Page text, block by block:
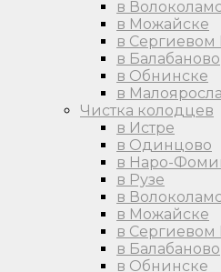
в
в Можайске
в Сергиевом
в Балабаново
в Обнинске
в
Чистка колодцев
в Истре
в Одинцово
в Наро-
в Рузе
в
в Можайске
в Сергиевом
в Балабаново
в Обнинске